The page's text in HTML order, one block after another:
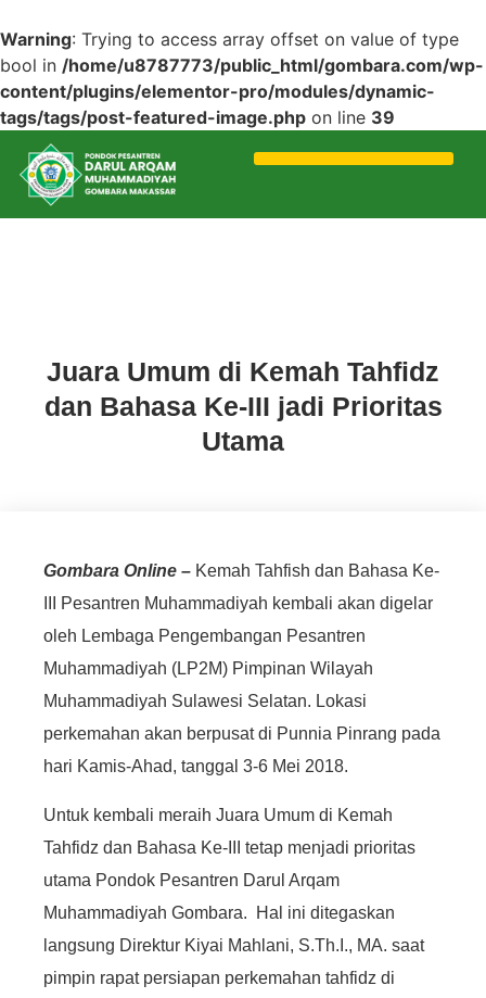
Warning: Trying to access array offset on value of type
bool in /home/u8787773/public_html/gombara.com/wp-
content/plugins/elementor-pro/modules/dynamic-
tags/tags/post-featured-image.php on line 39
Juara Umum di Kemah Tahfidz
dan Bahasa Ke-III jadi Prioritas
Utama
Gombara Online – Kemah Tahfish dan Bahasa Ke-
III Pesantren Muhammadiyah kembali akan digelar
oleh Lembaga Pengembangan Pesantren
Muhammadiyah (LP2M) Pimpinan Wilayah
Muhammadiyah Sulawesi Selatan. Lokasi
perkemahan akan berpusat di Punnia Pinrang pada
hari Kamis-Ahad, tanggal 3-6 Mei 2018.
Untuk kembali meraih Juara Umum di Kemah
Tahfidz dan Bahasa Ke-III tetap menjadi prioritas
utama Pondok Pesantren Darul Arqam
Muhammadiyah Gombara. Hal ini ditegaskan
langsung Direktur Kiyai Mahlani, S.Th.I., MA. saat
pimpin rapat persiapan perkemahan tahfidz di